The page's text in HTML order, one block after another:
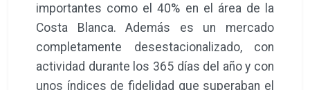
importantes como el 40% en el área de la
Costa Blanca. Además es un mercado
completamente desestacionalizado, con
actividad durante los 365 días del año y con
unos índices de fidelidad que superaban el